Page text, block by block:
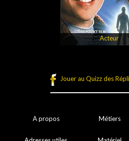
Acteur
Jouer au Quizz des
A propos Métiers